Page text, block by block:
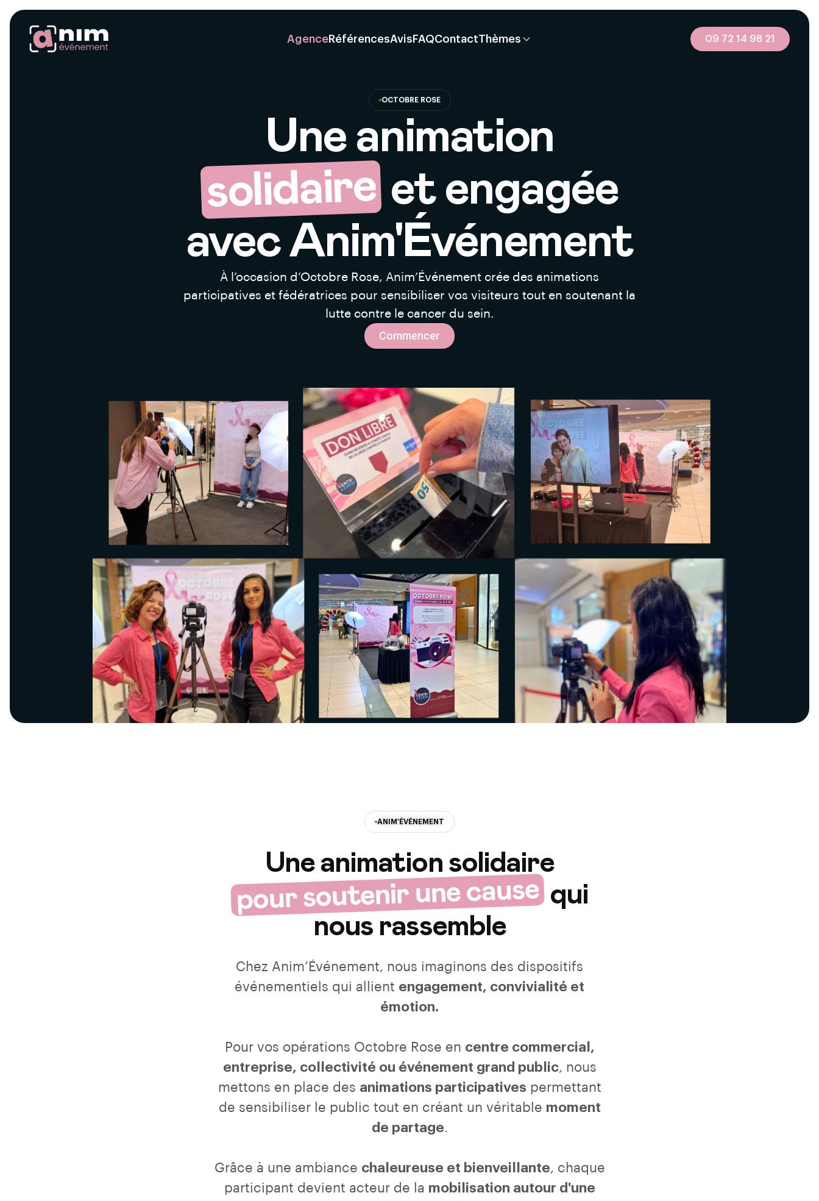
AgenceRéférencesAvis FAQContactThèmes 09 72 14 98 21
OCTOBRE ROSE
Une animation
solidaireet engagée
avec Anim'Événement
À l’occasion d’Octobre Rose, Anim’Événement crée des animations
participatives et fédératrices pour sensibiliser vos visiteurs tout en soutenant la
lutte contre le cancer du sein.
Commencer
ANIM'ÉVÉNEMENT
Une animation solidaire
pour soutenir une causequi
nous rassemble
Chez Anim’Événement, nous imaginons des dispositifs
événementiels qui allient engagement, convivialité et
émotion.
Pour vos opérations Octobre Rose en centre commercial,
entreprise, collectivité ou événement grand public, nous
mettons en place des animations participatives permettant
de sensibiliser le public tout en créant un véritable moment
de partage.
Grâce à une ambiance chaleureuse et bienveillante, chaque
participant devient acteur de la mobilisation autour d'une